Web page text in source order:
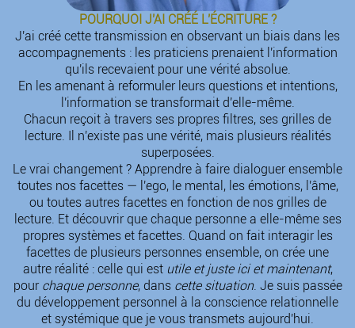
POURQUOI J'AI CRÉÉ L'ÉCRITURE ?
J'ai créé cette transmission en observant un biais dans les
accompagnements : les praticiens prenaient l'information
qu'ils recevaient pour une vérité absolue.
En les amenant à reformuler leurs questions et intentions,
l'information se transformait d'elle-même.
Chacun reçoit à travers ses propres filtres, ses grilles de
lecture. Il n'existe pas une vérité, mais plusieurs réalités
superposées.
Le vrai changement ? Apprendre à faire dialoguer ensemble
toutes nos facettes — l'ego, le mental, les émotions, l'âme,
ou toutes autres facettes en fonction de nos grilles de
lecture. Et découvrir que chaque personne a elle-même ses
propres systèmes et facettes. Quand on fait interagir les
facettes de plusieurs personnes ensemble, on crée une
autre réalité : celle qui est utile et juste ici et maintenant,
pour chaque personne, dans cette situation. Je suis passée
du développement personnel à la conscience relationnelle
et systémique que je vous transmets aujourd'hui.